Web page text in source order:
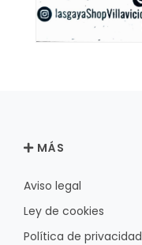
MÁS
Aviso legal
Ley de cookies
Política de privacidad